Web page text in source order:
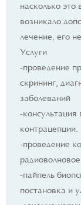
насколько это
возникало
лечение, его
Услуги
-проведение
скрининг,
заболеваний
-
контрацепции.
-проведение
-пайпель
постановка и